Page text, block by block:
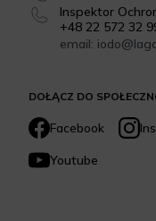
DOŁĄCZ DO
Facebook
Youtube
Inspektor
+48 22 572 32
email: